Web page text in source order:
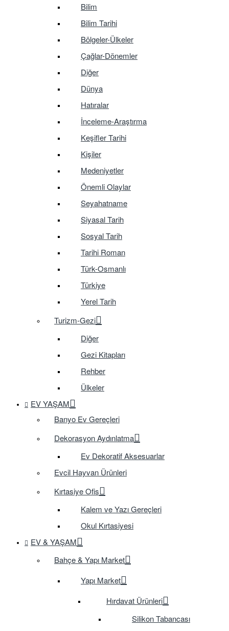
Bilim
Bilim Tarihi
Bölgeler-Ülkeler
Çağlar-Dönemler
Diğer
Dünya
Hatıralar
İnceleme-Araştırma
Keşifler Tarihi
Kişiler
Medeniyetler
Önemli Olaylar
Seyahatname
Siyasal Tarih
Sosyal Tarih
Tarihi Roman
Türk-Osmanlı
Türkiye
Yerel Tarih
Turizm-Gezi
Diğer
Gezi Kitapları
Rehber
Ülkeler
EV YAŞAM
Banyo Ev Gereçleri
Dekorasyon Aydınlatma
Ev Dekoratif Aksesuarlar
Evcil Hayvan Ürünleri
Kırtasiye Ofis
Kalem ve Yazı Gereçleri
Okul Kırtasiyesi
EV & YAŞAM
Bahçe & Yapı Market
Yapı Market
Hırdavat Ürünleri
Silikon Tabancası